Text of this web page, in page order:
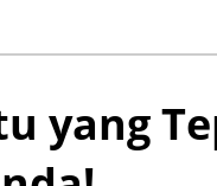
yang